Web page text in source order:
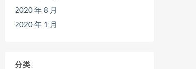
2020 年 8 月
2020 年 1 月
分类